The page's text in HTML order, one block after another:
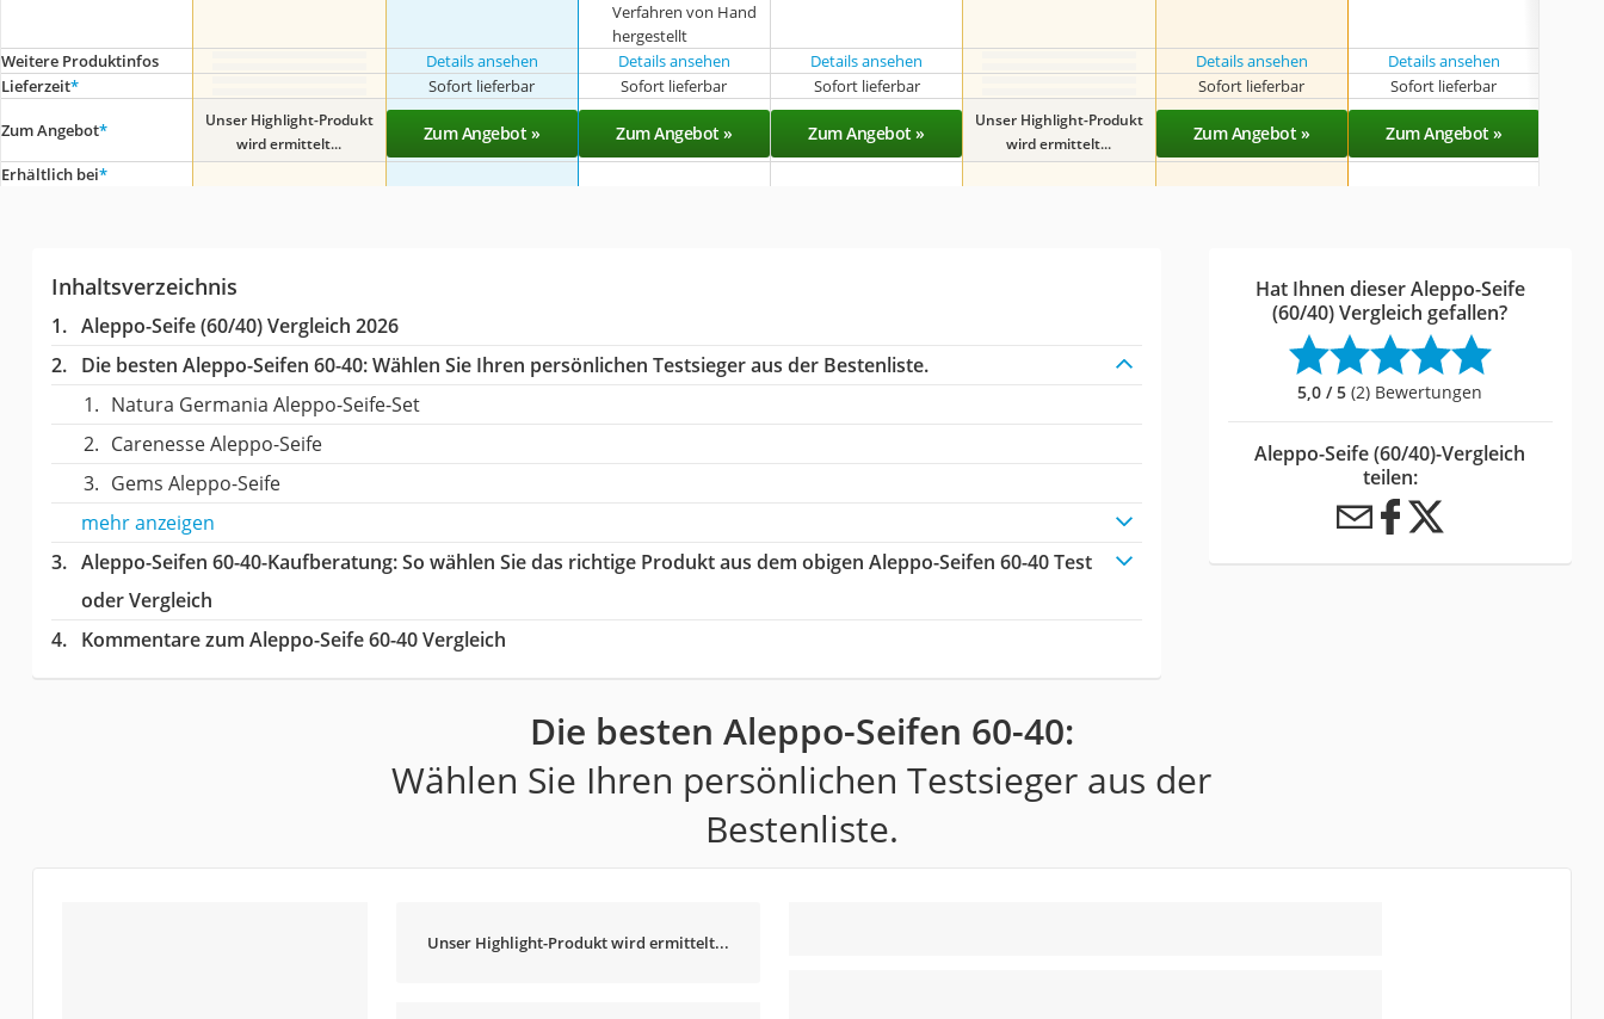
Verfahren von Hand
hergestellt
Weitere Produktinfos Details ansehen Details ansehen Details ansehen Details ansehen Details ansehen
Lieferzeit* Sofort lieferbar Sofort lieferbar Sofort lieferbar Sofort lieferbar Sofort lieferbar
Zum Angebot*
Unser Highlight-Produkt
wird ermittelt...
Zum Angebot » Zum Angebot » Zum Angebot »
Unser Highlight-Produkt
wird ermittelt...
Zum Angebot » Zum Angebot »
Erhältlich bei*
Inhaltsverzeichnis
Aleppo-Seife (60/40) Vergleich 2026
Die besten Aleppo-Seifen 60-40:Wählen Sie Ihren persönlichen Testsieger aus der Bestenliste.
Natura Germania Aleppo-Seife-Set
Carenesse Aleppo-Seife
Gems Aleppo-Seife
mehr anzeigen
Aleppo-Seifen 60-40-Kaufberatung: So wählen Sie das richtige Produkt aus dem obigen Aleppo-Seifen 60-40 Test
oder Vergleich
Kommentare zum Aleppo-Seife 60-40 Vergleich
Hat Ihnen dieser Aleppo-Seife
(60/40) Vergleich gefallen?
5,0 / 5 (2) Bewertungen
Aleppo-Seife (60/40)-Vergleich
teilen:
Die besten Aleppo-Seifen 60-40:
Wählen Sie Ihren persönlichen Testsieger aus der
Bestenliste.
Unser Highlight-Produkt wird ermittelt...